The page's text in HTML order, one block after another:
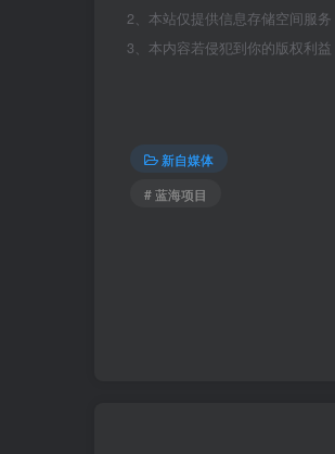
2、本站仅提供信息存储空间服
3、本内容若侵犯到你的版权利
新自媒体
# 蓝海项目